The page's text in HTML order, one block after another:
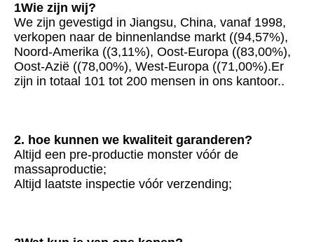
1Wie zijn wij?
We zijn gevestigd in Jiangsu, China, vanaf 1998,
verkopen naar de binnenlandse markt ((94,57%),
Noord-Amerika ((3,11%), Oost-Europa ((83,00%),
Oost-Azië ((78,00%), West-Europa ((71,00%).Er
zijn in totaal 101 tot 200 mensen in ons kantoor..
2. hoe kunnen we kwaliteit garanderen?
Altijd een pre-productie monster vóór de
massaproductie;
Altijd laatste inspectie vóór verzending;